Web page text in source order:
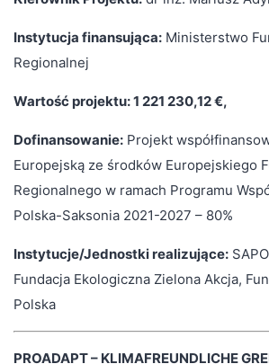
Instytucja finansująca: Ministerstwo
Regionalnej
Wartość projektu: 1 221 230,12 €,
Dofinansowanie: Projekt
Europejską ze środków Europejskiego
Regionalnego w ramach Programu
Polska-Saksonia 2021-2027 – 80%
Instytucje/Jednostki realizujące:
Fundacja Ekologiczna Zielona Akcja,
Polska
PROADAPT – KLIMAFREUNDLICHE